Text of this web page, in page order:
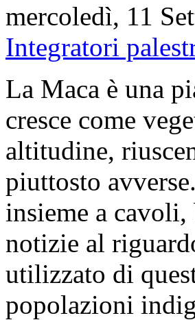
mercoledì, 11
Integratori
La Maca è una
cresce come
altitudine,
piuttosto
insieme a
notizie al
utilizzato di
popolazioni